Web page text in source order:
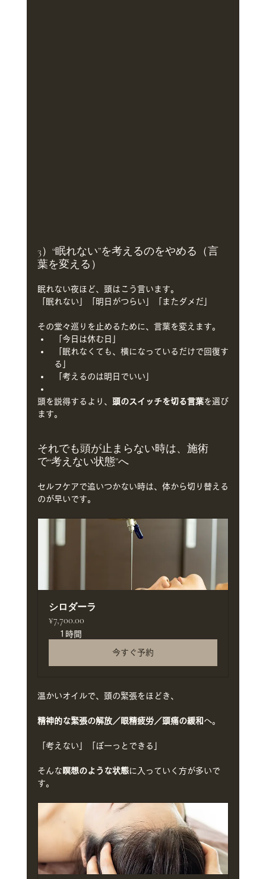
3）“眠れない”を考えるのをやめる（言
葉を変える）
眠れない夜ほど、頭はこう言います。
「眠れない」「明日がつらい」「またダメだ」
その堂々巡りを止めるために、言葉を変えます。
「今日は休む日」
「眠れなくても、横になっているだけで回復す
る」
「考えるのは明日でいい」
頭を説得するより、 頭のスイッチを切る言葉を選び
ます。
それでも頭が止まらない時は、施術
で“考えない状態”へ
セルフケアで追いつかない時は、体から切り替える
のが早いです。
シロダーラ
¥7,700.00
1時間
今すぐ予約
温かいオイルで、頭の緊張をほどき、
精神的な緊張の解放／眼精疲労／頭痛の緩和 へ。
「考えない」「ぼーっとできる」
そんな 瞑想のような状態に入っていく方が多いで
す。